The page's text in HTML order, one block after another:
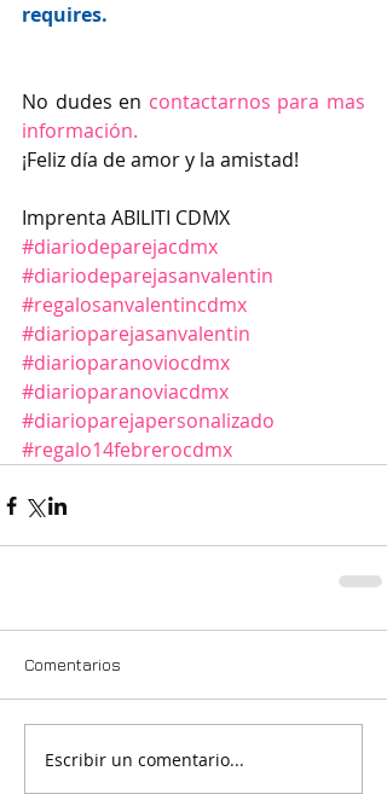
requires.
No dudes en contactarnos para mas
información.
¡Feliz día de amor y la amistad!
Imprenta ABILITI CDMX
#diariodeparejacdmx
#diariodeparejasanvalentin
#regalosanvalentincdmx
#diarioparejasanvalentin
#diarioparanoviocdmx
#diarioparanoviacdmx
#diarioparejapersonalizado
#regalo14febrerocdmx
Comentarios
Escribir un comentario...